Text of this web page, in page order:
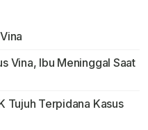
Vina, Ibu Meninggal Saat
Tujuh Terpidana Kasus